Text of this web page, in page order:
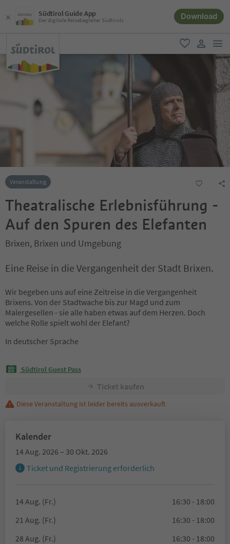
Südtirol Guide App
Der digitale Reisebegleiter Südtirols Download
favorit
user link
Veranstaltung
Theatralische Erlebnisführung -
Auf den Spuren des Elefanten
Brixen, Brixen und Umgebung
Eine Reise in die Vergangenheit der Stadt Brixen.
Wir begeben uns auf eine Zeitreise in die Vergangenheit
Brixens. Von der Stadtwache bis zur Magd und zum
Malergesellen - sie alle haben etwas auf dem Herzen. Doch
welche Rolle spielt wohl der Elefant?
In deutscher Sprache
Südtirol Guest Pass
Ticket kaufen
Diese Veranstaltung ist leider bereits ausverkauft
Kalender
14 Aug. 2026 – 30 Okt. 2026
Ticket und Registrierung erforderlich
14 Aug. (Fr.)
16:30 - 18:00
21 Aug. (Fr.)
16:30 - 18:00
28 Aug. (Fr.)
16:30 - 18:00